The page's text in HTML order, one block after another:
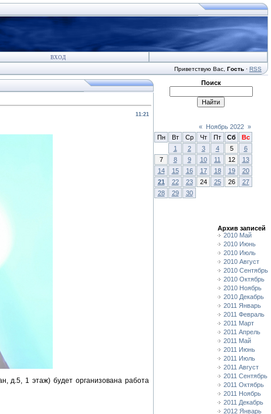
ВХОД
Приветствую Вас Гость · RSS
11:21
д.5, 1 этаж) будет организована работа
Поиск
« Ноябрь 2022 »
Пн
Вт Ср Чт Пт Сб
Вс
1
2 3 4 5
6
7
8 9 10 11 12
13
14
15 16 17 18 19
20
21
22 23 24 25 26
27
28
29 30
Архив записей
2010 Май
2010 Июнь
2010 Июль
2010 Август
2010 Сентябрь
2010 Октябрь
2010 Ноябрь
2010 Декабрь
2011 Январь
2011 Февраль
2011 Март
2011 Апрель
2011 Май
2011 Июнь
2011 Июль
2011 Август
2011 Сентябрь
2011 Октябрь
2011 Ноябрь
2011 Декабрь
2012 Январь